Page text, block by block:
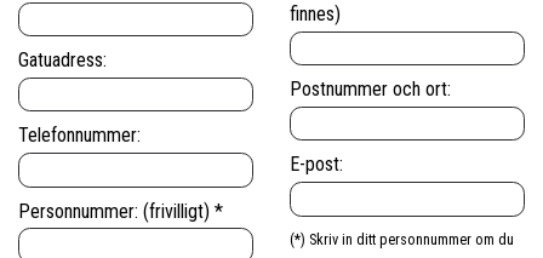
Gatuadress:
Telefonnummer:
Personnummer: (frivilligt) *
finnes)
Postnummer och ort:
E-post:
(*) Skriv in ditt personnummer om du